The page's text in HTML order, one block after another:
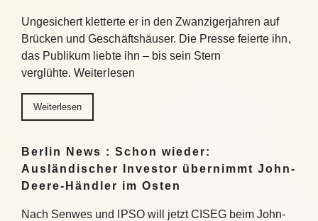
Ungesichert kletterte er in den Zwanzigerjahren auf
Brücken und Geschäftshäuser. Die Presse feierte ihn,
das Publikum liebte ihn – bis sein Stern
verglühte. Weiterlesen
Weiterlesen
Berlin News : Schon wieder:
Ausländischer Investor übernimmt John-
Deere-Händler im Osten
Nach Senwes und IPSO will jetzt CISEG beim John-